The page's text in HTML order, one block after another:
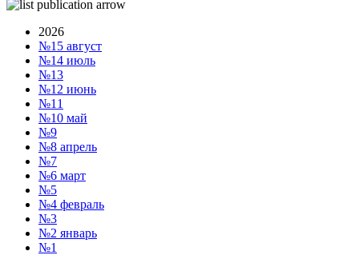
2026
№15 август
№14 июль
№13
№12 июнь
№11
№10 май
№9
№8 апрель
№7
№6 март
№5
№4 февраль
№3
№2 январь
№1